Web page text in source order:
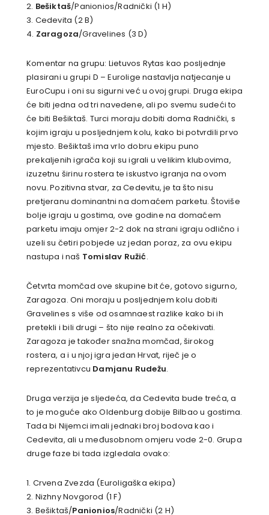
2. Bešiktaš/Panionios/Radnički (1 H)
3. Cedevita (2 B)
4. Zaragoza/Gravelines (3 D)
Komentar na grupu: Lietuvos Rytas kao posljednje
plasirani u grupi D – Eurolige nastavlja natjecanje u
EuroCupu i oni su sigurni već u ovoj grupi. Druga ekipa
će biti jedna od tri navedene, ali po svemu sudeći to
će biti Bešiktaš. Turci moraju dobiti doma Radnički, s
kojim igraju u posljednjem kolu, kako bi potvrdili prvo
mjesto. Bešiktaš ima vrlo dobru ekipu puno
prekaljenih igrača koji su igrali u velikim klubovima,
izuzetnu širinu rostera te iskustvo igranja na ovom
novu. Pozitivna stvar, za Cedevitu, je ta što nisu
pretjeranu dominantni na domaćem parketu. Štoviše
bolje igraju u gostima, ove godine na domaćem
parketu imaju omjer 2-2 dok na strani igraju odlično i
uzeli su četiri pobjede uz jedan poraz, za ovu ekipu
nastupa i naš Tomislav Ružić.
Četvrta momčad ove skupine bit će, gotovo sigurno,
Zaragoza. Oni moraju u posljednjem kolu dobiti
Gravelines s više od osamnaest razlike kako bi ih
pretekli i bili drugi – što nije realno za očekivati.
Zaragoza je također snažna momčad, širokog
rostera, a i u njoj igra jedan Hrvat, riječ je o
reprezentativcu Damjanu Rudežu.
Druga verzija je sljedeća, da Cedevita bude treća, a
to je moguće ako Oldenburg dobije Bilbao u gostima.
Tada bi Nijemci imali jednaki broj bodova kao i
Cedevita, ali u međusobnom omjeru vode 2-0. Grupa
druge faze bi tada izgledala ovako:
1. Crvena Zvezda (Euroligaška ekipa)
2. Nizhny Novgorod (1 F)
3. Bešiktaš/Panionios/Radnički (2 H)